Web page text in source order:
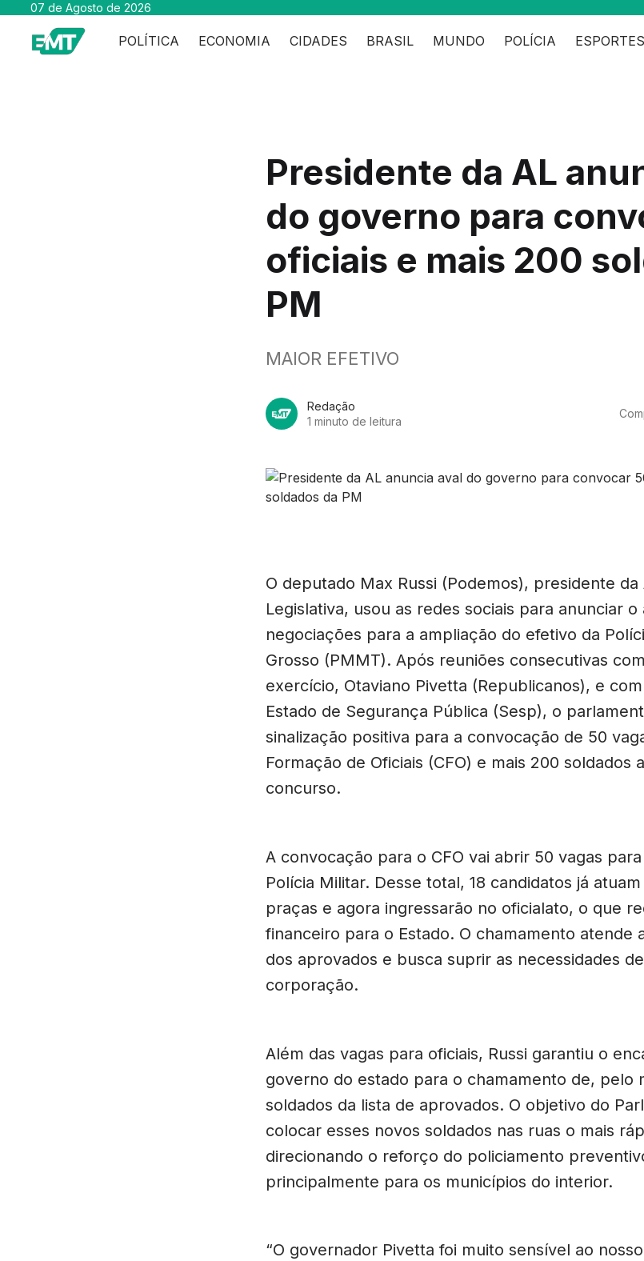
07 de Agosto de 2026
POLÍTICA ECONOMIA CIDADES BRASIL MUNDO POLÍCIA ESPORTES
Presidente da AL
do governo para
oficiais e mais 200
PM
MAIOR EFETIVO
Redação
1 minuto de leitura
O deputado Max Russi (Podemos), presidente da
Legislativa, usou as redes sociais para anunciar o
negociações para a ampliação do efetivo da
Grosso (PMMT). Após reuniões consecutivas
exercício, Otaviano Pivetta (Republicanos), e
Estado de Segurança Pública (Sesp), o
sinalização positiva para a convocação de 50
Formação de Oficiais (CFO) e mais 200 soldados
concurso.
A convocação para o CFO vai abrir 50 vagas
Polícia Militar. Desse total, 18 candidatos já
praças e agora ingressarão no oficialato, o que
financeiro para o Estado. O chamamento atende
dos aprovados e busca suprir as necessidades
corporação.
Além das vagas para oficiais, Russi garantiu o
governo do estado para o chamamento de, pelo
soldados da lista de aprovados. O objetivo do
colocar esses novos soldados nas ruas o mais
direcionando o reforço do policiamento
principalmente para os municípios do interior.
“O governador Pivetta foi muito sensível ao